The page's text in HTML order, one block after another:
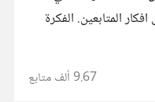
المتابعين. الفكرة
9.67 ألف متابع